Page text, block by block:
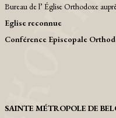
Bureau de l’ Église Orthodoxe
Eglise reconnue
Conférence Episcopale
SAINTE MÉTROPOLE DE